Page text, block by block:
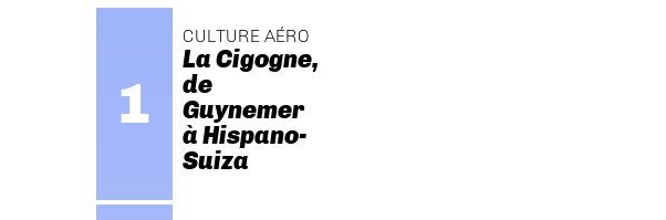
CULTURE AÉRO
La Cigogne,
de
Guynemer
à Hispano-
Suiza